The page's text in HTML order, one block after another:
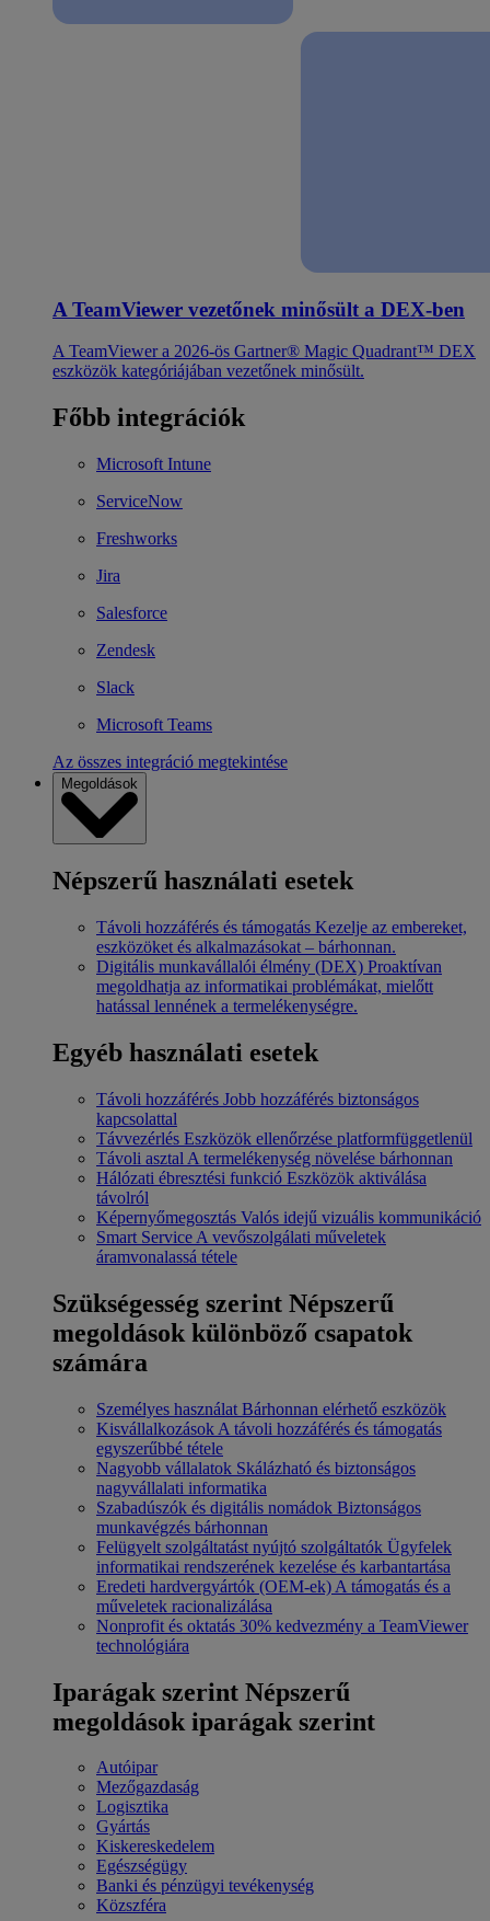
A TeamViewer vezetőnek minősült a DEX-ben
A TeamViewer a 2026-ös Gartner® Magic Quadrant™ DEX
eszközök kategóriájában vezetőnek minősült.
Főbb integrációk
Microsoft Intune
ServiceNow
Freshworks
Jira
Salesforce
Zendesk
Slack
Microsoft Teams
Az összes integráció megtekintése
Megoldások
Népszerű használati esetek
Távoli hozzáférés és támogatás Kezelje az embereket,
eszközöket és alkalmazásokat – bárhonnan.
Digitális munkavállalói élmény (DEX) Proaktívan
megoldhatja az informatikai problémákat, mielőtt
hatással lennének a termelékenységre.
Egyéb használati esetek
Távoli hozzáférés Jobb hozzáférés biztonságos
kapcsolattal
Távvezérlés Eszközök ellenőrzése platformfüggetlenül
Távoli asztal A termelékenység növelése bárhonnan
Hálózati ébresztési funkció Eszközök aktiválása
távolról
Képernyőmegosztás Valós idejű vizuális kommunikáció
Smart Service A vevőszolgálati műveletek
áramvonalassá tétele
Szükségesség szerint Népszerű
megoldások különböző csapatok
számára
Személyes használat Bárhonnan elérhető eszközök
Kisvállalkozások A távoli hozzáférés és támogatás
egyszerűbbé tétele
Nagyobb vállalatok Skálázható és biztonságos
nagyvállalati informatika
Szabadúszók és digitális nomádok Biztonságos
munkavégzés bárhonnan
Felügyelt szolgáltatást nyújtó szolgáltatók Ügyfelek
informatikai rendszerének kezelése és karbantartása
Eredeti hardvergyártók (OEM-ek) A támogatás és a
műveletek racionalizálása
Nonprofit és oktatás 30% kedvezmény a TeamViewer
technológiára
Iparágak szerint Népszerű
megoldások iparágak szerint
Autóipar
Mezőgazdaság
Logisztika
Gyártás
Kiskereskedelem
Egészségügy
Banki és pénzügyi tevékenység
Közszféra